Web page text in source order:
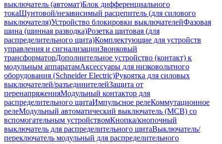
выключатель (автомат)Блок дифференциального
токаШунтовой/независимый расцепитель (для силового
выключателя)Устройство блокировки выключателейФазовая
шина (шинная разводка)Розетка щитовая (для
распределительного щита)Комплектующие для устройств
управления и сигнализацииЗвонковый
трансформаторДополнительное устройство (контакт) к
модульным аппаратамАксессуары для низковольтного
оборудования (Schneider Electric)Рукоятка для силовых
выключателей/разъединителейЗащита от
перенапряженияМодульный контактор для
распределительного щитаИмпульсное релеКоммутационное
релеМодульный автоматический выключатель (MCB) со
вспомогательным устройствомКнопка/кнопочный
выключатель для распределительного щитаВыключатель/
переключатель модульный для распределительного